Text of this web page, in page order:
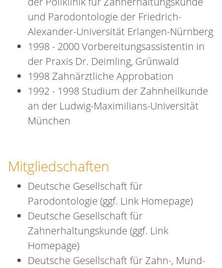
und Parodontologie der Friedrich-
Alexander-Universität Erlangen-Nürnberg
1998 - 2000 Vorbereitungsassistentin in
der Praxis Dr. Deimling, Grünwald
1998 Zahnärztliche Approbation
1992 - 1998 Studium der Zahnheilkunde
an der Ludwig-Maximilians-Universität
München
Mitgliedschaften
Deutsche Gesellschaft für
Parodontologie (ggf. Link Homepage)
Deutsche Gesellschaft für
Zahnerhaltungskunde (ggf. Link
Homepage)
Deutsche Gesellschaft für Zahn-, Mund-